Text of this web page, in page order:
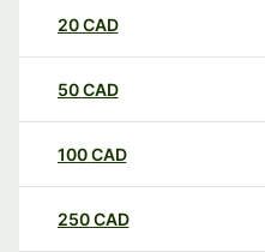
20CAD
50CAD
100CAD
250CAD